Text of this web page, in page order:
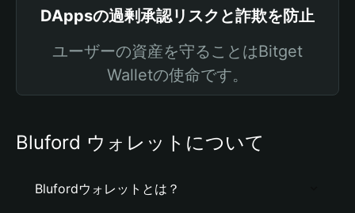
DAppsの過剰承認リスクと詐欺を防止
ユーザーの資産を守ることはBitget
Walletの使命です。
Bluford ウォレットについて
Blufordウォレットとは？